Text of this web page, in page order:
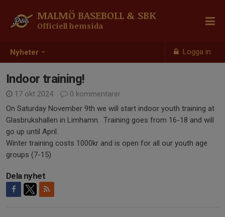
Nyheter Logga in
MALMÖ BASEBOLL & SBK
Officiell hemsida
Indoor training!
17 okt 2024
0 kommentarer
On Saturday November 9th we will start indoor youth training at
Glasbrukshallen in Limhamn. Training goes from 16-18 and will
go up until April.
Winter training costs 1000kr and is open for all our youth age
groups (7-15)
Dela nyhet